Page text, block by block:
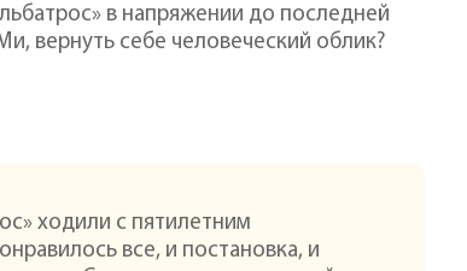
в напряжении до последней
вернуть себе человеческий облик?
ходили с пятилетним
все, и постановка, и